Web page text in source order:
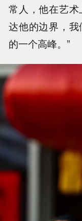
常人，他在艺
达他的边界，
的一个高峰。”